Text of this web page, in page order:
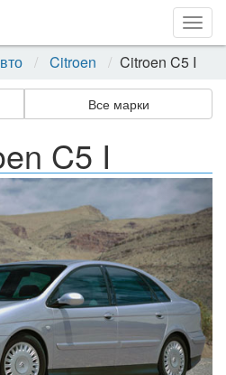
Citroen Citroen C5 I
Все марки
C5 I